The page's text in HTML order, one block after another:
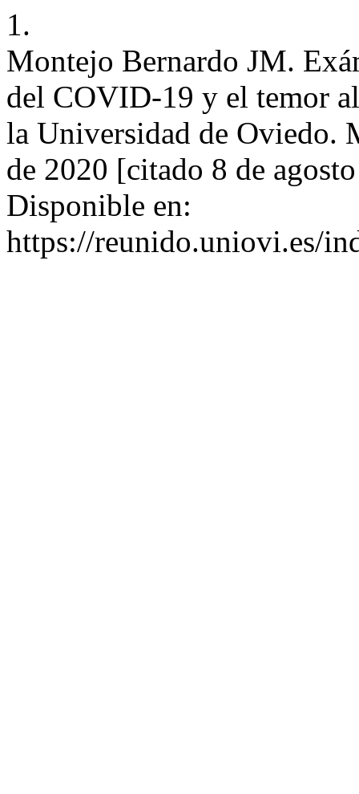
1.
Montejo Bernardo JM.
del COVID-19 y el temor
la Universidad de Oviedo.
de 2020 [citado 8 de
Disponible en:
https://reunido.uniovi.es/